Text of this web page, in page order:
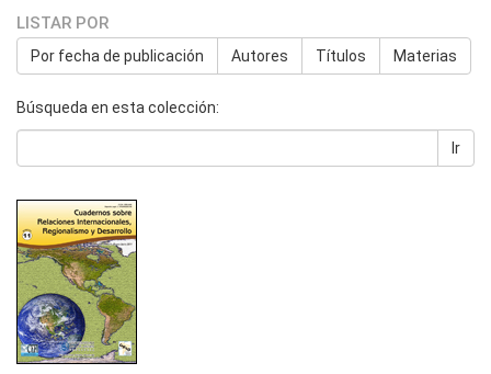
LISTAR POR
Por fecha de publicación Autores Títulos Materias
Búsqueda en esta colección:
Ir